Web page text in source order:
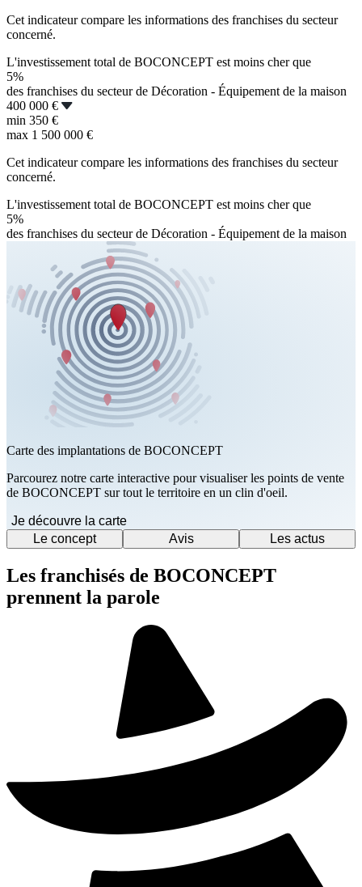
Cet indicateur compare les informations des franchises du secteur
concerné.
L'investissement total de BOCONCEPT est moins cher que
5%
des franchises du secteur de Décoration - Équipement de la maison
400 000 €
min 350 €
max 1 500 000 €
Cet indicateur compare les informations des franchises du secteur
concerné.
L'investissement total de BOCONCEPT est moins cher que
5%
des franchises du secteur de Décoration - Équipement de la maison
Carte des implantations de BOCONCEPT
Parcourez notre carte interactive pour visualiser les points de vente
de BOCONCEPT sur tout le territoire en un clin d'oeil.
Je découvre la carte
Le concept
Avis Les actus
Les franchisés de BOCONCEPT
prennent la parole